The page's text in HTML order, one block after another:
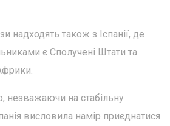
надходять також з Іспанії, де
є Сполучені Штати та
незважаючи на стабільну
висловила намір приєднатися